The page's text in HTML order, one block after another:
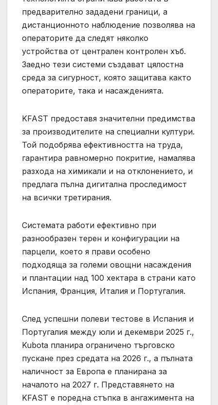
предварително зададени граници, а
дистанционното наблюдение позволява на
операторите да следят няколко
устройства от централен контролен хъб.
Заедно тези системи създават цялостна
среда за сигурност, която защитава както
операторите, така и насажденията.
KFAST предоставя значителни предимства
за производителите на специални култури.
Той подобрява ефективността на труда,
гарантира равномерно покритие, намалява
разхода на химикали и на отклонението, и
предлага пълна дигитална проследимост
на всички третирания.
Системата работи ефективно при
разнообразен терен и конфигурации на
парцели, което я прави особено
подходяща за големи овощни насаждения
и плантации над 100 хектара в страни като
Испания, Франция, Италия и Португалия.
След успешни полеви тестове в Испания и
Португалия между юли и декември 2025 г.,
Kubota планира ограничено търговско
пускане през средата на 2026 г., а пълната
наличност за Европа е планирана за
началото на 2027 г. Представянето на
KFAST е поредна стъпка в ангажимента на